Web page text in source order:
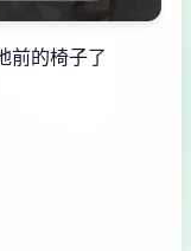
前的椅子了